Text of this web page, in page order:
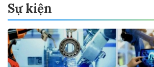
Sự kiện